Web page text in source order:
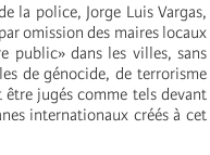
la police, Jorge Luis Vargas,
omission des maires locaux
public» dans les villes, sans
de génocide, de terrorisme
jugés comme tels devant
internationaux créés à cet